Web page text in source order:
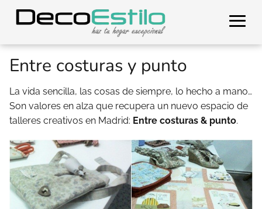
Entre costuras y punto
La vida sencilla, las cosas de siempre, lo hecho a mano…
Son valores en alza que recupera un nuevo espacio de
talleres creativos en Madrid: Entre costuras & punto.